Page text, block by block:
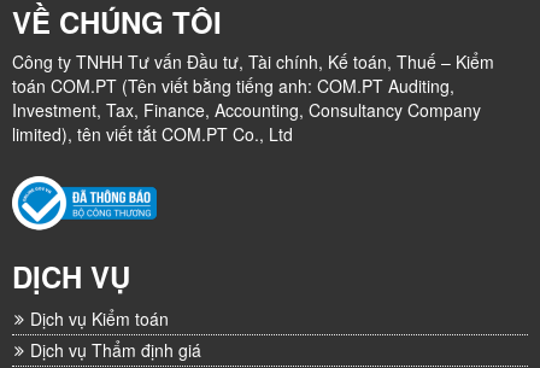
VỀ CHÚNG TÔI
Công ty TNHH Tư vấn Đầu tư, Tài chính, Kế toán, Thuế – Kiểm
toán COM.PT (Tên viết bằng tiếng anh: COM.PT Auditing,
Investment, Tax, Finance, Accounting, Consultancy Company
limited), tên viết tắt COM.PT Co., Ltd
DỊCH VỤ
Dịch vụ Kiểm toán
Dịch vụ Thẩm định giá